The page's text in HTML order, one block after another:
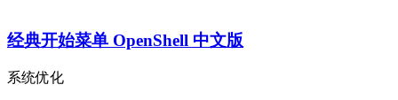
经典开始菜单 OpenShell 中文版
系统优化